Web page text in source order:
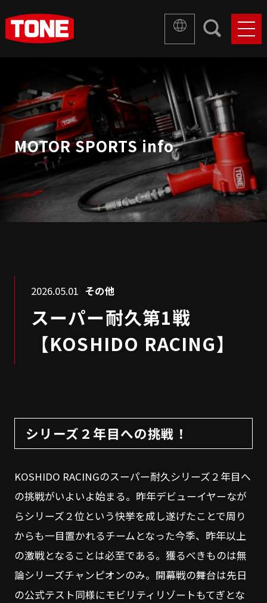
MOTOR SPORTS info
2026.05.01 その他
スーパー耐久第1戦
【KOSHIDO RACING】
シリーズ２年目への挑戦！
KOSHIDO RACINGのスーパー耐久シリーズ２年目へ
の挑戦がいよいよ始まる。昨年デビューイヤーなが
らシリーズ２位という快挙を成し遂げたことで周り
からも一目置かれるチームとなった今季、昨年以上
の激戦となることは必至である。獲るべきものは無
論シリーズチャンピオンのみ。開幕戦の舞台は先日
の公式テスト同様にモビリティリゾートもてぎとな